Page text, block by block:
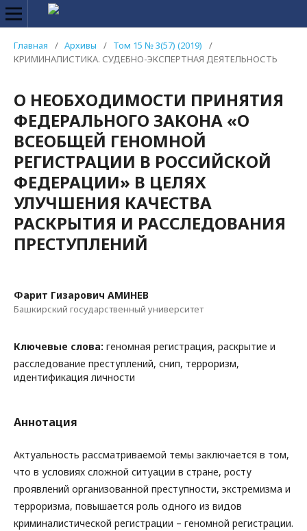
Главная / Архивы / Том 15 № 3(57) (2019)
/
КРИМИНАЛИСТИКА. СУДЕБНО-ЭКСПЕРТНАЯ ДЕЯТЕЛЬНОСТЬ
О НЕОБХОДИМОСТИ ПРИНЯТИЯ
ФЕДЕРАЛЬНОГО ЗАКОНА «О
ВСЕОБЩЕЙ ГЕНОМНОЙ
РЕГИСТРАЦИИ В РОССИЙСКОЙ
ФЕДЕРАЦИИ» В ЦЕЛЯХ
УЛУЧШЕНИЯ КАЧЕСТВА
РАСКРЫТИЯ И РАССЛЕДОВАНИЯ
ПРЕСТУПЛЕНИЙ
Фарит Гизарович АМИНЕВ
Башкирский государственный университет
Ключевые слова: геномная регистрация, раскрытие и
расследование преступлений, снип, терроризм,
идентификация личности
Аннотация
Актуальность рассматриваемой темы заключается в том,
что в условиях сложной ситуации в стране, росту
проявлений организованной преступности, экстремизма и
терроризма, повышается роль одного из видов
криминалистической регистрации – геномной регистрации.